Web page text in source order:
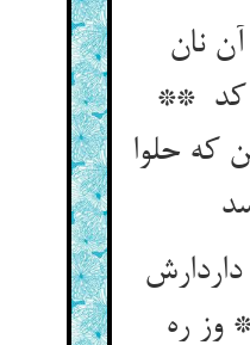
نان
کد **
که حلوا
ره